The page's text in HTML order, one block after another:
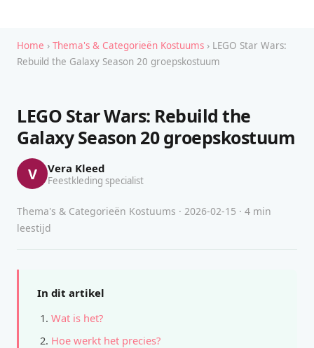
Home › Thema's & Categorieën Kostuums › LEGO Star Wars:
Rebuild the Galaxy Season 20 groepskostuum
LEGO Star Wars: Rebuild the
Galaxy Season 20 groepskostuum
V Vera Kleed
Feestkleding specialist
Thema's & Categorieën Kostuums · 2026-02-15 · 4 min
leestijd
In dit artikel
Wat is het?
Hoe werkt het precies?